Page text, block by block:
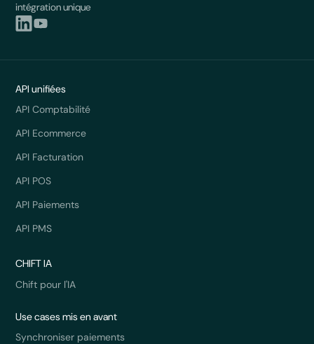
intégration unique
API unifiées
API Comptabilité
API Ecommerce
API Facturation
API POS
API Paiements
API PMS
CHIFT IA
Chift pour l'IA
Use cases mis en avant
Synchroniser paiements